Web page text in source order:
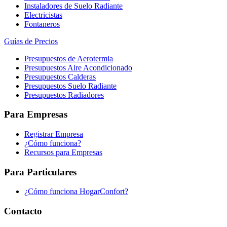
Instaladores de Suelo Radiante
Electricistas
Fontaneros
Guías de Precios
Presupuestos de Aerotermia
Presupuestos Aire Acondicionado
Presupuestos Calderas
Presupuestos Suelo Radiante
Presupuestos Radiadores
Para Empresas
Registrar Empresa
¿Cómo funciona?
Recursos para Empresas
Para Particulares
¿Cómo funciona HogarConfort?
Contacto